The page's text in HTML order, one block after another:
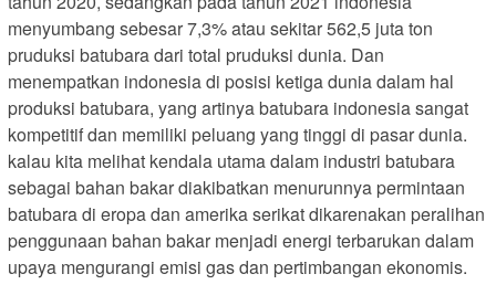
menyumbang sebesar 7,3% atau sekitar 562,5 juta ton
pruduksi batubara dari total pruduksi dunia. Dan
menempatkan indonesia di posisi ketiga dunia dalam hal
produksi batubara, yang artinya batubara indonesia sangat
kompetitif dan memiliki peluang yang tinggi di pasar dunia.
kalau kita melihat kendala utama dalam industri batubara
sebagai bahan bakar diakibatkan menurunnya permintaan
batubara di eropa dan amerika serikat dikarenakan peralihan
penggunaan bahan bakar menjadi energi terbarukan dalam
upaya mengurangi emisi gas dan pertimbangan ekonomis.